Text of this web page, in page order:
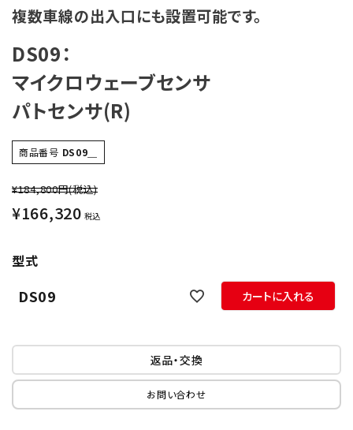
複数車線の出入口にも設置可能です。
DS09：
マイクロウェーブセンサ
パトセンサ(R)
商品番号 DS09＿
¥184,800円(税込)
¥166,320 税込
型式
DS09 カートに入れる
返品・交換
お問い合わせ